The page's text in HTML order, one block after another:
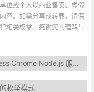
位或个人以商业售卖、虚假
容。如需分享或转载，请保
相关权益。感谢您的理解与
Node.js 服务器?
枚举模式